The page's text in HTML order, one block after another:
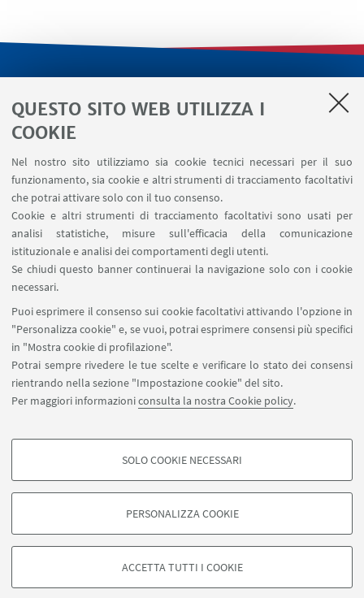
QUESTO SITO WEB UTILIZZA I
COOKIE
Nel nostro sito utilizziamo sia cookie tecnici necessari per il suo
funzionamento, sia cookie e altri strumenti di tracciamento facoltativi
che potrai attivare solo con il tuo consenso.
Cookie e altri strumenti di tracciamento facoltativi sono usati per
analisi statistiche, misure sull'efficacia della comunicazione
istituzionale e analisi dei comportamenti degli utenti.
Se chiudi questo banner continuerai la navigazione solo con i cookie
necessari.
Puoi esprimere il consenso sui cookie facoltativi attivando l'opzione in
"Personalizza cookie" e, se vuoi, potrai esprimere consensi più specifici
in "Mostra cookie di profilazione".
Potrai sempre rivedere le tue scelte e verificare lo stato dei consensi
rientrando nella sezione "Impostazione cookie" del sito.
Per maggiori informazioniconsulta la nostra Cookie policy.
COOKIE DI PROFILAZIONE - FACOLTATIVI
degli utenti, creare profili in base al loro comportamento sul sito, per analisi
di marketing.
Google/Youtube Video
SOLO COOKIE NECESSARI
PERSONALIZZA COOKIE
ACCETTA TUTTI I COOKIE
Segnala un evento
Contatti
SEGUI IL DIPARTIMENTO SU:
SEGUI UNIBO SU:
APP:
©Copyright 2026 - ALMA MATER STUDIORUM - Università di
Bologna - Via Zamboni, 33 - 40126 Bologna - PI: 01131710376 - CF:
80007010376
Privacy
Note legali
Informazioni sul sito e accessibilità
Impostazioni Cookie